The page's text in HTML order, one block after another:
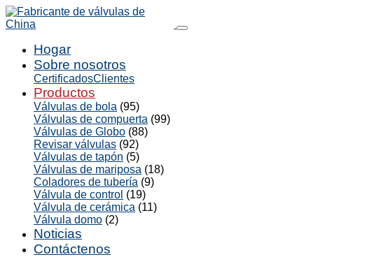
Hogar
Sobre nosotros
CertificadosClientes
Productos
Válvulas de bola (95)
Válvulas de compuerta (99)
Válvulas de Globo (88)
Revisar válvulas (92)
Válvulas de tapón (5)
Válvulas de mariposa (18)
Coladores de tubería (9)
Válvula de control (19)
Válvula de cerámica (11)
Válvula domo (2)
Noticias
Contáctenos